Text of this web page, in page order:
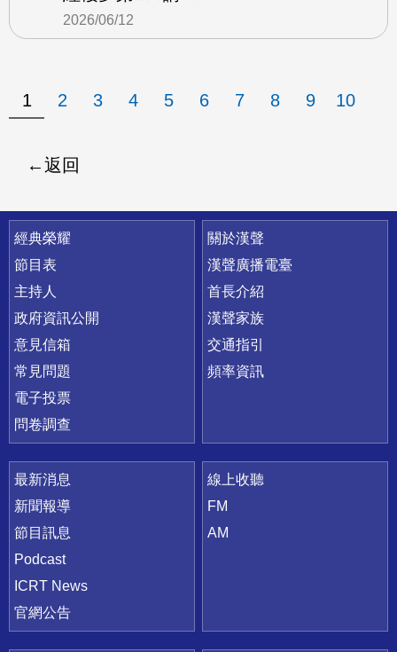
2026/06/12
1 2 3 4 5 6 7 8 9 10
返回
快速連結
經典榮耀
節目表
主持人
政府資訊公開
意見信箱
常見問題
電子投票
問卷調查
關於漢聲
漢聲廣播電臺
首長介紹
漢聲家族
交通指引
頻率資訊
最新消息
新聞報導
節目訊息
Podcast
ICRT News
官網公告
線上收聽
FM
AM